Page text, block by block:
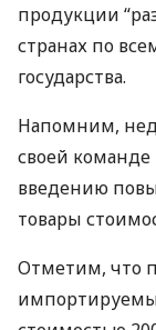
продукции
странах по
государства.
Напомним,
своей команде
введению
товары
Отметим, что